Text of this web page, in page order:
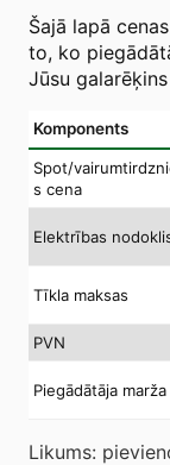
Šajā lapā
to, ko
Jūsu
Komponents
Spot/
s cena
Elektrības
Tīkla maksas
PVN
Piegādātāja marža
Likums: